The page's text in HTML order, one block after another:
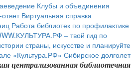
Клубы и объединения
Виртуальная справка
Работа библиотек по профилактике
– твой гид по
страны, искусстве и планируйте
«Культура.РФ» Сибирское
централизованная библиотечная